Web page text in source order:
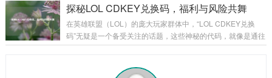
村蹒跚学步,逐渐熟悉这个陌生而又充满魅力的...
体现。 二觉武器往往伴随着角色的二次觉醒而出现，当玩家历
经千辛万苦，将角色培养到一定阶段，解锁二次觉醒的那一
刻，二觉武器就如同神秘宝藏一般，在游戏的迷雾中逐渐露出
它的锋芒，它的出现，标志着角色进入了一个全新的境界,拥有
疑是游戏美术设计的精华所在，每一把二觉...
探秘LOL CDKEY兑换码，福利与风险共舞
在英雄联盟（LOL）的庞大玩家群体中，“LOL CDKEY兑换
码”无疑是一个备受关注的话题，这些神秘的代码，就像是通往
游戏宝藏世界的钥匙，吸引着无数玩家去追寻和探索。 CDKE
联盟官方指定的兑换页面输入这些代码，从而获得各种游戏内